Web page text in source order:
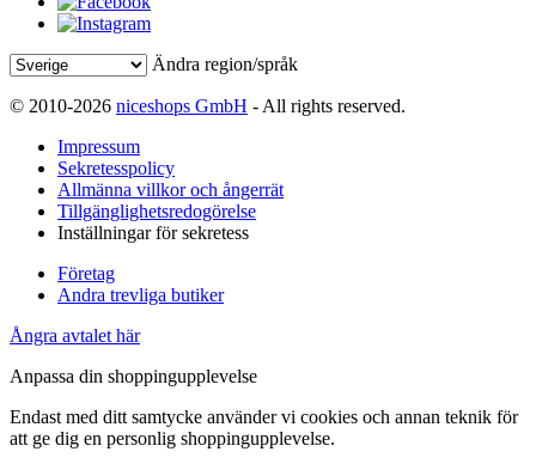
Ändra region/språk
© 2010-2026 niceshops GmbH - All rights reserved.
Impressum
Sekretesspolicy
Allmänna villkor och ångerrät
Tillgänglighetsredogörelse
Inställningar för sekretess
Företag
Andra trevliga butiker
Ångra avtalet här
Anpassa din shoppingupplevelse
Endast med ditt samtycke använder vi cookies och annan teknik för
att ge dig en personlig shoppingupplevelse.